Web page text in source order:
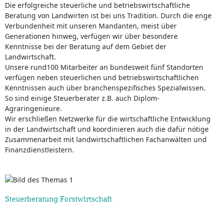
Die erfolgreiche steuerliche und betriebswirtschaftliche
Beratung von Landwirten ist bei uns Tradition. Durch die enge
Verbundenheit mit unseren Mandanten, meist über
Generationen hinweg, verfügen wir über besondere
Kenntnisse bei der Beratung auf dem Gebiet der
Landwirtschaft.
Unsere rund100 Mitarbeiter an bundesweit fünf Standorten
verfügen neben steuerlichen und betriebswirtschaftlichen
Kenntnissen auch über branchenspezifisches Spezialwissen.
So sind einige Steuerberater z.B. auch Diplom-
Agraringenieure.
Wir erschließen Netzwerke für die wirtschaftliche Entwicklung
in der Landwirtschaft und koordinieren auch die dafür nötige
Zusammenarbeit mit landwirtschaftlichen Fachanwälten und
Finanzdienstleistern.
Steuerberatung Forstwirtschaft